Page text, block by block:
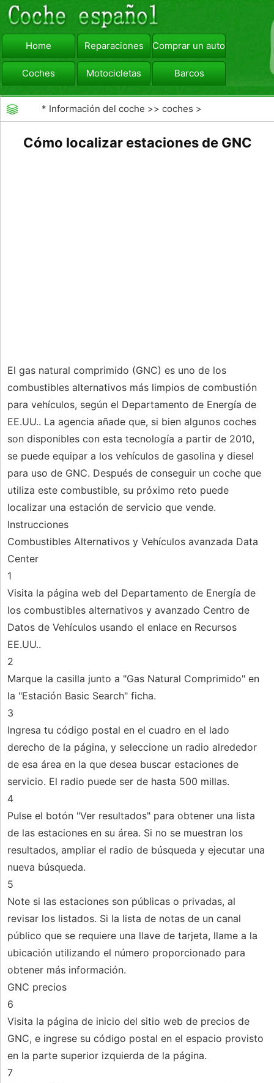
Home Reparaciones Comprar un automóvil
Coches Motocicletas Barcos
viajar Camiones
* Información del coche >>coches >
Cómo localizar estaciones de GNC
El gas natural comprimido (GNC) es uno de los
combustibles alternativos más limpios de combustión
para vehículos, según el Departamento de Energía de
EE.UU.. La agencia añade que, si bien algunos coches
son disponibles con esta tecnología a partir de 2010,
se puede equipar a los vehículos de gasolina y diesel
para uso de GNC. Después de conseguir un coche que
utiliza este combustible, su próximo reto puede
localizar una estación de servicio que vende.
Instrucciones
Combustibles Alternativos y Vehículos avanzada Data
Center
1
Visita la página web del Departamento de Energía de
los combustibles alternativos y avanzado Centro de
Datos de Vehículos usando el enlace en Recursos
EE.UU..
2
Marque la casilla junto a "Gas Natural Comprimido" en
la "Estación Basic Search" ficha.
3
Ingresa tu código postal en el cuadro en el lado
derecho de la página, y seleccione un radio alrededor
de esa área en la que desea buscar estaciones de
servicio. El radio puede ser de hasta 500 millas.
4
Pulse el botón "Ver resultados" para obtener una lista
de las estaciones en su área. Si no se muestran los
resultados, ampliar el radio de búsqueda y ejecutar una
nueva búsqueda.
5
Note si las estaciones son públicas o privadas, al
revisar los listados. Si la lista de notas de un canal
público que se requiere una llave de tarjeta, llame a la
ubicación utilizando el número proporcionado para
obtener más información.
GNC precios
6
Visita la página de inicio del sitio web de precios de
GNC, e ingrese su código postal en el espacio provisto
en la parte superior izquierda de la página.
7